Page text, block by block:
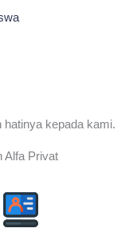
hatinya kepada kami.